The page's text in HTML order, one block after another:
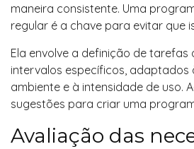
maneira consistente. Uma
regular é a chave para evitar que
Ela envolve a definição de tarefas
intervalos específicos, adaptados
ambiente e à intensidade de uso.
sugestões para criar uma
Avaliação das